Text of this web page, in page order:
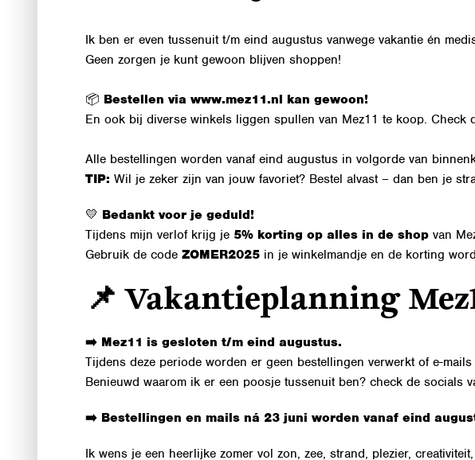
Ik ben er even tussenuit t/m eind augustus vanwege vakantie én
Geen zorgen je kunt gewoon blijven shoppen!
📦 Bestellen via www.mez11.nl kan gewoon!
En ook bij diverse winkels liggen spullen van Mez11 te koop. Check
Alle bestellingen worden vanaf eind augustus in volgorde van
TIP: Wil je zeker zijn van jouw favoriet? Bestel alvast – dan ben je
💛 Bedankt voor je geduld!
Tijdens mijn verlof krijg je 5% korting op alles in de shop van
Gebruik de code ZOMER2025 in je winkelmandje en de korting
📌 Vakantieplanning
➡️ Mez11 is gesloten t/m eind augustus.
Tijdens deze periode worden er geen bestellingen verwerkt of e-
Benieuwd waarom ik er een poosje tussenuit ben? check de socials
➡️ Bestellingen en mails ná 23 juni worden vanaf eind
Ik wens je een heerlijke zomer vol zon, zee, strand, plezier,